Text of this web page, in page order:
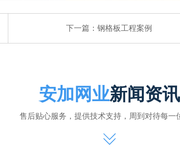
下一篇：钢格板工程案例
安加网业新闻资讯
售后贴心服务，提供技术支持，周到对待每一